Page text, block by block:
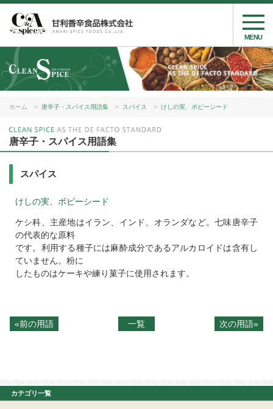
MENU
ホーム 唐辛子・スパイス用語集 スパイス けしの実、ポピーシード
唐辛子・スパイス用語集
スパイス
けしの実、ポピーシード
ケシ科、主産地はイラン、インド、オランダなど。七味唐辛子
の代表的な原料
です。利用する種子には麻酔成分であるアルカロイドは含有し
ていません。粉に
したものはケーキや練り菓子に使用されます。
«前の用語 一覧 次の用語»
カテゴリ一覧